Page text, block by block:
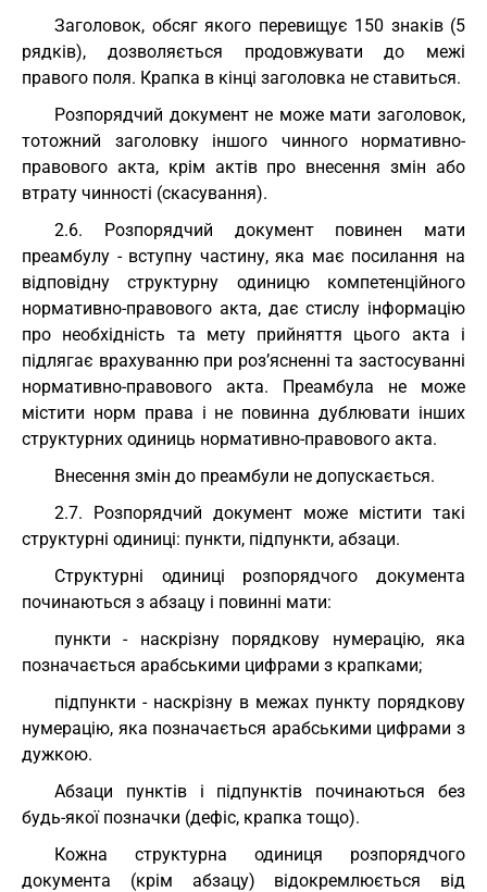
Заголовок, обсяг якого перевищує 150 знаків (5
рядків), дозволяється продовжувати до межі
правого поля. Крапка в кінці заголовка не ставиться.
Розпорядчий документ не може мати заголовок,
тотожний заголовку іншого чинного нормативно-
правового акта, крім актів про внесення змін або
втрату чинності (скасування).
2.6. Розпорядчий документ повинен мати
преамбулу - вступну частину, яка має посилання на
відповідну структурну одиницю компетенційного
нормативно-правового акта, дає стислу інформацію
про необхідність та мету прийняття цього акта і
підлягає врахуванню при роз’ясненні та застосуванні
нормативно-правового акта. Преамбула не може
містити норм права і не повинна дублювати інших
структурних одиниць нормативно-правового акта.
Внесення змін до преамбули не допускається.
2.7. Розпорядчий документ може містити такі
структурні одиниці: пункти, підпункти, абзаци.
Структурні одиниці розпорядчого документа
починаються з абзацу і повинні мати:
пункти - наскрізну порядкову нумерацію, яка
позначається арабськими цифрами з крапками;
підпункти - наскрізну в межах пункту порядкову
нумерацію, яка позначається арабськими цифрами з
дужкою.
Абзаци пунктів і підпунктів починаються без
будь-якої позначки (дефіс, крапка тощо).
Кожна структурна одиниця розпорядчого
документа (крім абзацу) відокремлюється від